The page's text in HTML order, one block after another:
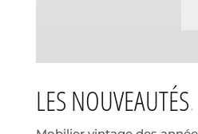
LES NOUVEAUTÉS